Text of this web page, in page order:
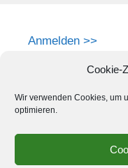
Cookie-
Wir verwenden Cookies, um
optimieren.
Anmelden >>